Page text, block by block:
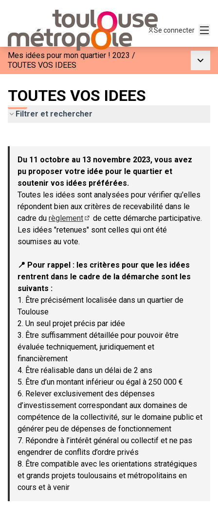
Se connecter
Mes idées pour mon quartier ! 2023 /
TOUTES VOS IDEES
TOUTES VOS IDEES
Filtrer et rechercher
−
Du 11 octobre au 13 novembre 2023, vous avez
pu proposer votre idée pour le quartier et
soutenir vos idées préférées.
Toutes les idées sont analysées pour vérifier qu'elles
répondent bien aux critères de recevabilité dans le
cadre du règlement
(Lien externe)
de cette démarche participative.
Les idées "retenues" sont celles qui ont été
soumises au vote.
📍 Pour rappel : les critères pour que les idées
rentrent dans le cadre de la démarche sont les
suivants :
1. Être précisément localisée dans un quartier de
Toulouse
2. Un seul projet précis par idée
3. Être suffisamment détaillée pour pouvoir être
évaluée techniquement, juridiquement et
financièrement
4. Être réalisable dans un délai de 2 ans
5. Être d’un montant inférieur ou égal à 250 000 €
6. Relever exclusivement des dépenses
d’investissement correspondant aux domaines de
compétence de la collectivité, sur le domaine public et
générer peu de dépenses de fonctionnement
7. Répondre à l’intérêt général ou collectif et ne pas
engendrer de conflits d’ordre privés
8. Être compatible avec les orientations stratégiques
et grands projets toulousains et métropolitains en
cours et à venir